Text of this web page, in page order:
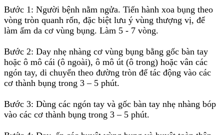
Bước 1: Người bệnh nằm ngửa. Tiến hành xoa bụng theo
vòng tròn quanh rốn, đặc biệt lưu ý vùng thượng vị, để
làm ấm da cơ vùng bụng. Làm 5 - 7 vòng.
Bước 2: Day nhẹ nhàng cơ vùng bụng bằng gốc bàn tay
hoặc ô mô cái (ô ngoài), ô mô út (ô trong) hoặc vân các
ngón tay, di chuyển theo đường tròn để tác động vào các
cơ thành bụng trong 3 – 5 phút.
Bước 3: Dùng các ngón tay và gốc bàn tay nhẹ nhàng bóp
vào các cơ thành bụng trong 3 – 5 phút.